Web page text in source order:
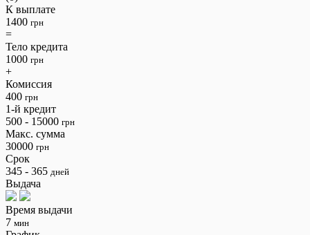
К выплате
1400 грн
=
Тело кредита
1000 грн
+
Комиссия
400 грн
1-й кредит
500 - 15000 грн
Макс. сумма
30000 грн
Срок
345 - 365 дней
Выдача
Время выдачи
7 мин